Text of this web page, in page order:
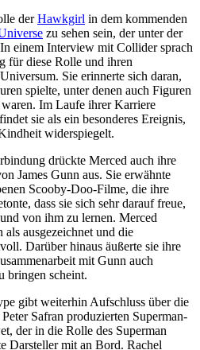
derHawkgirl in dem kommenden
zu sehen sein, der unter der
einem Interview mit Collider sprach
für diese Rolle und ihren
Sie erinnerte sich daran,
spielte, unter denen auch Figuren
Im Laufe ihrer Karriere
sie als ein besonderes Ereignis,
widerspiegelt.
drückte Merced auch ihre
James Gunn aus. Sie erwähnte
Scooby-Doo-Filme, die ihre
dass sie sich sehr darauf freue,
von ihm zu lernen. Merced
als ausgezeichnet und die
Darüber hinaus äußerte sie ihre
mit Gunn auch
bringen scheint.
gibt weiterhin Aufschluss über die
Safran produzierten Superman-
der in die Rolle des Superman
Darsteller mit an Bord. Rachel